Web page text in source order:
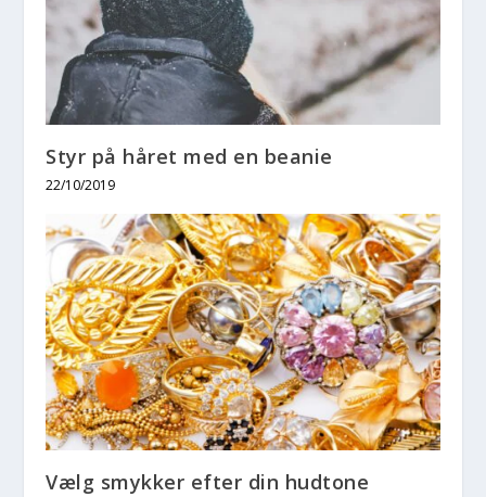
Styr på håret med en beanie
22/10/2019
Vælg smykker efter din hudtone